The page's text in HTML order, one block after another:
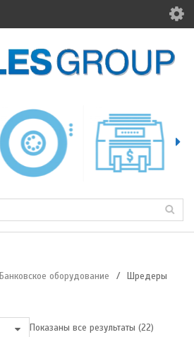
Банковское оборудование / Шредеры
Показаны все результаты (22)